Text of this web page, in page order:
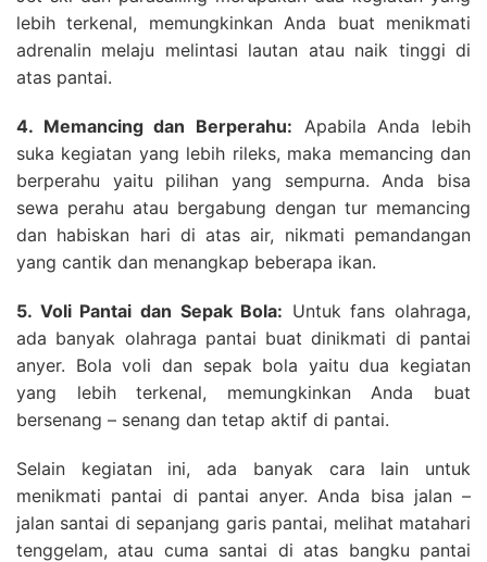
lebih terkenal, memungkinkan Anda buat menikmati
adrenalin melaju melintasi lautan atau naik tinggi di
atas pantai.
4. Memancing dan Berperahu: Apabila Anda lebih
suka kegiatan yang lebih rileks, maka memancing dan
berperahu yaitu pilihan yang sempurna. Anda bisa
sewa perahu atau bergabung dengan tur memancing
dan habiskan hari di atas air, nikmati pemandangan
yang cantik dan menangkap beberapa ikan.
5. Voli Pantai dan Sepak Bola: Untuk fans olahraga,
ada banyak olahraga pantai buat dinikmati di pantai
anyer. Bola voli dan sepak bola yaitu dua kegiatan
yang lebih terkenal, memungkinkan Anda buat
bersenang – senang dan tetap aktif di pantai.
Selain kegiatan ini, ada banyak cara lain untuk
menikmati pantai di pantai anyer. Anda bisa jalan –
jalan santai di sepanjang garis pantai, melihat matahari
tenggelam, atau cuma santai di atas bangku pantai